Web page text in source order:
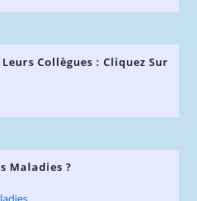
Collègues : Cliquez Sur
Maladies ?